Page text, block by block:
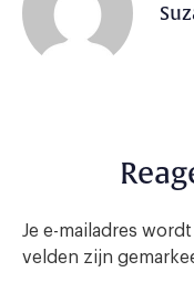
Je e-mailadres
velden zijn